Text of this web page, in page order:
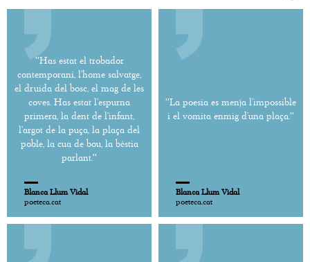
''Has estat el trobador
contemporani, l’home salvatge,
el druida del bosc, el mag de les
coves. Has estat l’espurna
primera, la dent de l’infant,
l’argot de la puça, la plaça del
poble, la cua de bou, la bèstia
parlant.''
Blanca Llum Vidal
poeteca.cat
''La poesia es menja l’impossible
i el vomita enmig d’una plaça.''
Blanca Llum Vidal
poeteca.cat